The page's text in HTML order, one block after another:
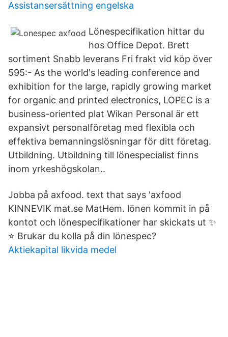
Assistansersättning engelska
Lönespecifikation hittar du
hos Office Depot. Brett
sortiment Snabb leverans Fri frakt vid köp över
595:- As the world's leading conference and
exhibition for the large, rapidly growing market
for organic and printed electronics, LOPEC is a
business-oriented plat Wikan Personal är ett
expansivt personalföretag med flexibla och
effektiva bemanningslösningar för ditt företag.
Utbildning. Utbildning till lönespecialist finns
inom yrkeshögskolan..
Jobba på axfood. text that says 'axfood
KINNEVIK mat.se MatHem. lönen kommit in på
kontot och lönespecifikationer har skickats ut ✨
⭐️ Brukar du kolla på din lönespec?
Aktiekapital likvida medel